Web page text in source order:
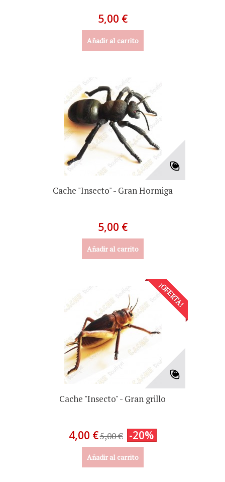
5,00 €
Añadir al carrito
Cache "Insecto" - Gran Hormiga
5,00 €
Añadir al carrito
¡OFERTA!
Cache "Insecto" - Gran grillo
4,00 €5,00 € -20%
Añadir al carrito